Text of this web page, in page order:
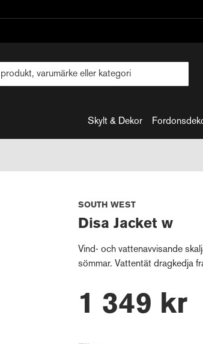
Skylt & Dekor
SOUTH WEST
Disa Jacket w
Vind- och vattenavvisande
sömmar. Vattentät dragkedja
1 349 kr